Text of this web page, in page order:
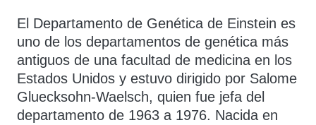
El Departamento de Genética de Einstein es
uno de los departamentos de genética más
antiguos de una facultad de medicina en los
Estados Unidos y estuvo dirigido por Salome
Gluecksohn-Waelsch, quien fue jefa del
departamento de 1963 a 1976. Nacida en